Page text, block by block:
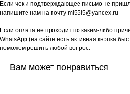
Если чек и подтверждающее письмо не
напишите нам на почту mi55i5@yandex.ru
Если оплата не проходит по каким-либо
WhatsApp (на сайте есть активная кнопка
поможем решить любой вопрос.
Вам может понравиться